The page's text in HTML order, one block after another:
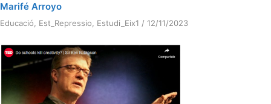
Marifé Arroyo
Educació Est_Repressio Estudi_Eix1 / 12/11/2023